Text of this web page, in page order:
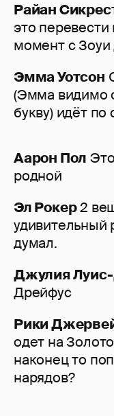
Райан
это
момент с
Эмма Уотсон
(Эмма видимо
букву) идёт по
Аарон Пол
родной
Эл Рокер2
удивительный
думал.
Джулия
Дрейфус
Рики
одет на
наконец то
нарядов?